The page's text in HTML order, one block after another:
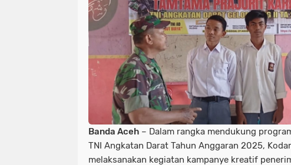
Banda Aceh – Dalam rangka mendukung
TNI Angkatan Darat Tahun Anggaran 2025,
melaksanakan kegiatan kampanye kreatif